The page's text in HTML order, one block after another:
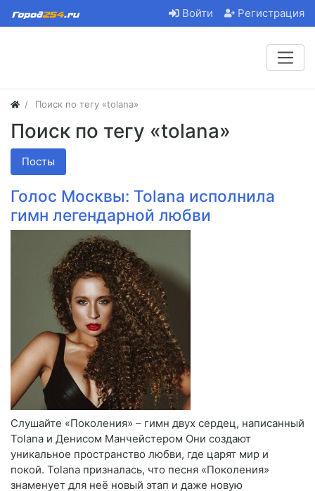
Войти Регистрация
Поиск по тегу «tolana»
Поиск по тегу «tolana»
Посты
Голос Москвы: Tolana исполнила
гимн легендарной любви
Слушайте «Поколения» – гимн двух сердец, написанный
Tolana и Денисом Манчейстером Они создают
уникальное пространство любви, где царят мир и
покой. Tolana призналась, что песня «Поколения»
знаменует для неё новый этап и даже новую